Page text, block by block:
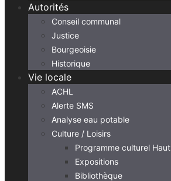
Autorités
Conseil communal
Justice
Bourgeoisie
Historique
Vie locale
ACHL
Alerte SMS
Analyse eau potable
Culture / Loisirs
Programme culturel
Expositions
Bibliothèque